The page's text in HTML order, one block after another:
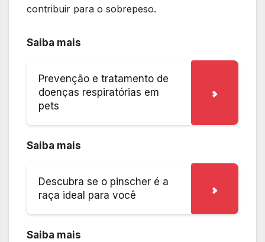
contribuir para o sobrepeso.
Saiba mais
Prevenção e tratamento de
doenças respiratórias em
pets
Saiba mais
Descubra se o pinscher é a
raça ideal para você
Saiba mais